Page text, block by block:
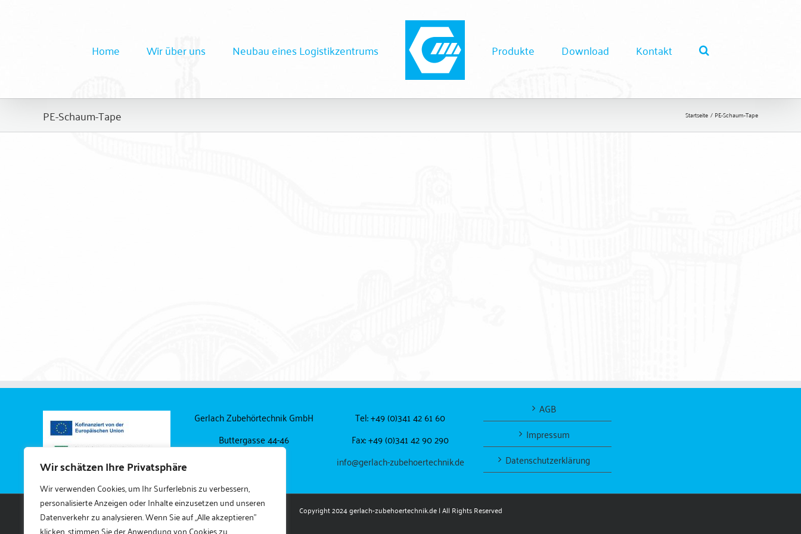
Wir schätzen Ihre Privatsphäre
Wir verwenden Cookies, um Ihr Surferlebnis zu verbessern,
personalisierte Anzeigen oder Inhalte einzusetzen und unseren
Datenverkehr zu analysieren. Wenn Sie auf „Alle akzeptieren"
klicken, stimmen Sie der Anwendung von Cookies zu.
Home Wir über uns Neubau eines Logistikzentrums Produkte Download Kontakt
PE-Schaum-Tape Startseite PE-Schaum-Tape
PE-Schaum-Tape
Gerlach Zubehörtechnik GmbH
Buttergasse 44-46
Tel: +49 (0)341 42 61 60
Fax: +49 (0)341 42 90 290
info@gerlach-zubehoertechnik.de
AGB
Impressum
Datenschutzerklärung
Copyright 2024gerlach-zubehoertechnik.de| All Rights Reserved